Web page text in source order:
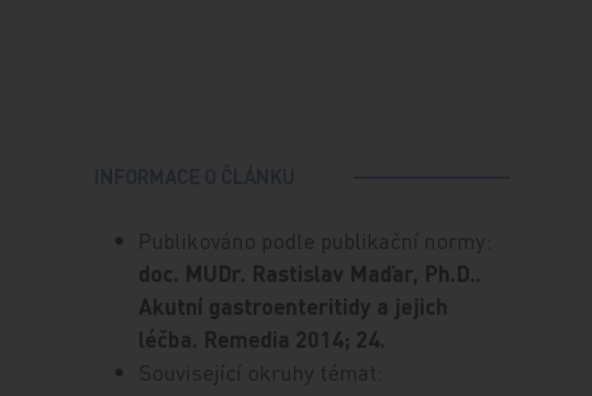
Publikováno podle publikační normy:
doc. MUDr. Rastislav Maďar, Ph.D..
Akutní gastroenteritidy a jejich
léčba. Remedia 2014; 24.
Související okruhy témat: